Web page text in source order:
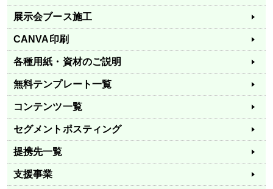
展示会ブース施工
CANVA印刷
各種用紙・資材のご説明
無料テンプレート一覧
コンテンツ一覧
セグメントポスティング
提携先一覧
支援事業